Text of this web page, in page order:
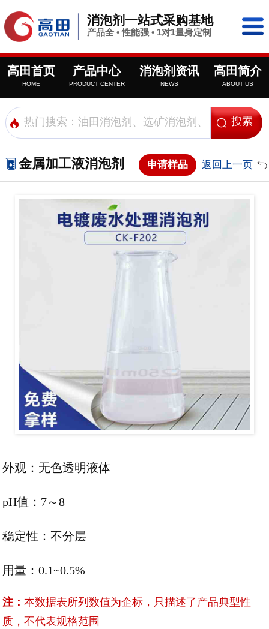
消泡剂一站式采购基地
产品全 • 性能强 • 1对1量身定制
高田首页
HOME
产品中心
PRODUCT CENTER
消泡剂资讯
NEWS
高田简介
ABOUT US
金属加工液消泡剂 申请样品 返回上一页
外观：无色透明液体
pH值：7～8
稳定性：不分层
用量：0.1~0.5%
注：本数据表所列数值为企标，只描述了产品典型性
质，不代表规格范围